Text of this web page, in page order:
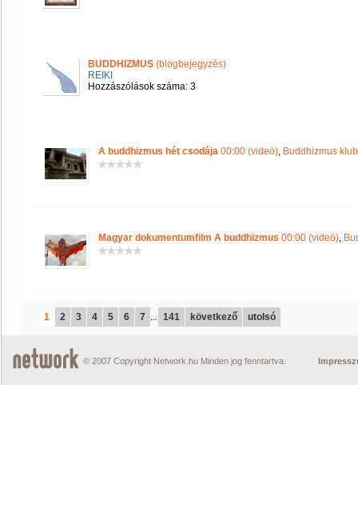
BUDDHIZMUS (blogbejegyzés)
REIKI
Hozzászólások száma: 3
A buddhizmus hét csodája 00:00 (videó), Buddhizmus klub
Magyar dokumentumfilm A buddhizmus 00:00 (videó),
1 2 3 4 5 6 7 ... 141 következő utolsó
© 2007 Copyright Network.hu Minden jog fenntartva.